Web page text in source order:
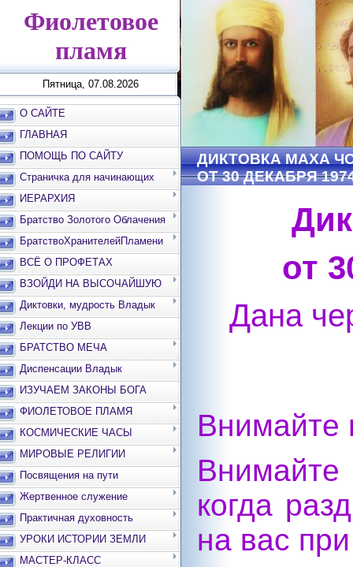
Фиолетовое
пламя
Пятница, 07.08.2026
О САЙТЕ
ГЛАВНАЯ
ПОМОЩЬ ПО САЙТУ
Страничка для начинающих
ИЕРАРХИЯ
Братство Золотого Облачения
БратствоХранителейПламени
ВСЁ О ПРОФЕТАХ
ВЗОЙДИ НА ВЫСОЧАЙШУЮ
ВЕРШИНУ
Диктовки, мудрость Владык
Лекции по УВВ
БРАТСТВО МЕЧА
Диспенсации Владык
ИЗУЧАЕМ ЗАКОНЫ БОГА
ФИОЛЕТОВОЕ ПЛАМЯ
КОСМИЧЕСКИЕ ЧАСЫ
МИРОВЫЕ РЕЛИГИИ
Посвящения на пути
Жертвенное служение
Практичная духовность
УРОКИ ИСТОРИИ ЗЕМЛИ
МАСТЕР-КЛАСС
ДИКТОВКА МАХА
ОТ 30 ДЕКАБРЯ
от
Дана
Внимайте
когда
на вас